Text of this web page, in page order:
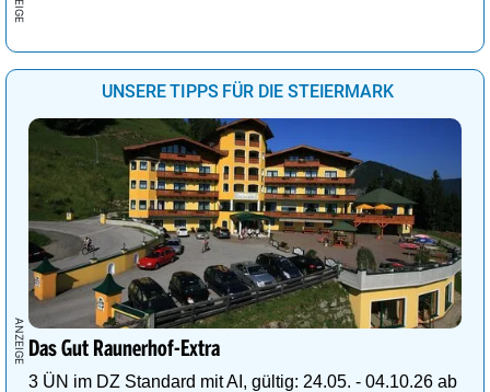
UNSERE TIPPS FÜR DIE STEIERMARK
Das Gut Raunerhof-Extra
3 ÜN im DZ Standard mit AI, gültig: 24.05. - 04.10.26 ab